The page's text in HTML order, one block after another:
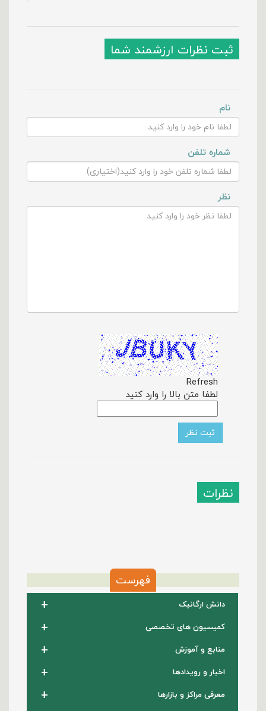
ثبت نظرات ارزشمند شما
نام
شماره تلفن
نظر
Refresh
لطفا متن بالا را وارد کنید
نظرات
فهرست
دانش ارگانیک +
کمیسیون های تخصصی +
منابع و آموزش +
اخبار و رویدادها +
معرفی مراکز و بازارها +